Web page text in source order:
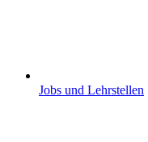
Jobs und Lehrstellen